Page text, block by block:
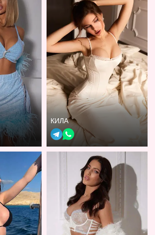
КИЛА